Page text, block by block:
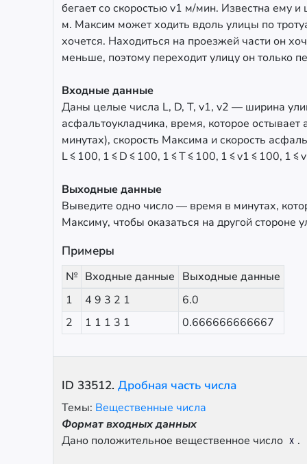
бегает со скоростью v1 м/мин. Известна ему
м. Максим может ходить вдоль улицы по
хочется. Находиться на проезжей части он
меньше, поэтому переходит улицу он только
Входные данные
Даны целые числа L, D, T, v1, v2 — ширина
асфальтоукладчика, время, которое остывает
минутах), скорость Максима и скорость
L ≤ 100, 1 ≤ D ≤ 100, 1 ≤ T ≤ 100, 1 ≤ v1 ≤ 100, 1 ≤
Выходные данные
Выведите одно число — время в минутах,
Максиму, чтобы оказаться на другой стороне
Примеры
№ Входные данные Выходные данные
1
4 9 3 2 1
6.0
2
1 1 1 3 1 0.666666666667
ID 33512. Дробная часть числа
Темы: Вещественные числа
Формат входных данных
Дано положительное вещественное число X .